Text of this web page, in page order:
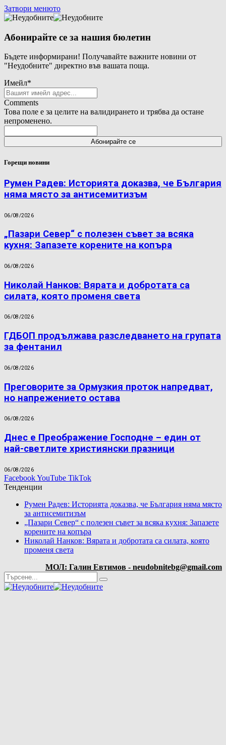
Затвори менюто
Абонирайте се за нашия бюлетин
Бъдете информирани! Получавайте важните новини от
"Неудобните" директно във вашата поща.
Имейл*
Comments
Това поле е за целите на валидирането и трябва да остане
непроменено.
Горещи новини
Румен Радев: Историята доказва, че България
няма място за антисемитизъм
06/08/2026
„Пазари Север“ с полезен съвет за всяка
кухня: Запазете корените на копъра
06/08/2026
Николай Нанков: Вярата и добротата са
силата, която променя света
06/08/2026
ГДБОП продължава разследването на групата
за фентанил
06/08/2026
Преговорите за Ормузкия проток напредват,
но напрежението остава
06/08/2026
Днес е Преображение Господне – един от
най-светлите християнски празници
06/08/2026
FacebookYouTube TikTok
Тенденции
Румен Радев: Историята доказва, че България няма място
за антисемитизъм
„Пазари Север“ с полезен съвет за всяка кухня: Запазете
корените на копъра
Николай Нанков: Вярата и добротата са силата, която
променя света
МОЛ: Галин Евтимов - neudobnitebg@gmail.com